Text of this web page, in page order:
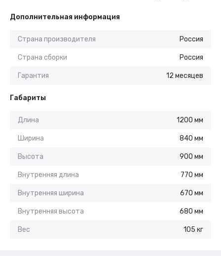
Дополнительная информация
Страна производителя Россия
Страна сборки Россия
Гарантия 12 месяцев
Габариты
Длина 1200 мм
Ширина 840 мм
Высота 900 мм
Внутренняя длина 770 мм
Внутренняя ширина 670 мм
Внутренняя высота 680 мм
Вес 105 кг